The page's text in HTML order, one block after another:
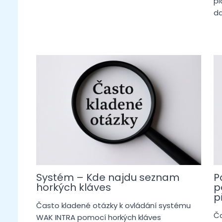
Systém – Kde najdu seznam
horkých kláves
Často kladené otázky k ovládání systému
WAK INTRA pomocí horkých kláves